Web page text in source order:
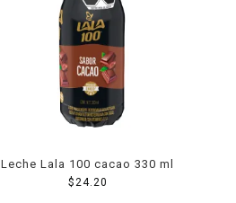
Leche Lala 100 cacao 330 ml
$24.20